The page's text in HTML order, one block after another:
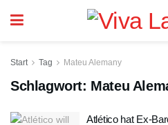
Start Tag Mateu Alemany
Schlagwort: Mateu
Atlético hat Ex-